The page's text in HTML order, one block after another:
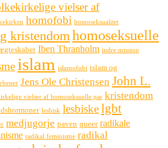
vielser af
homofobi homoseksualitet
kristendomhomoseksuelle
Iben Thranholm indre mission
islam islamofobi islam og
Jens Ole Christensen John L.
vielser af homoseksuelle par kristendom
lesbisk lesbiskelgbt
medjugorje paven queer radikale
radikal feminisme radikal